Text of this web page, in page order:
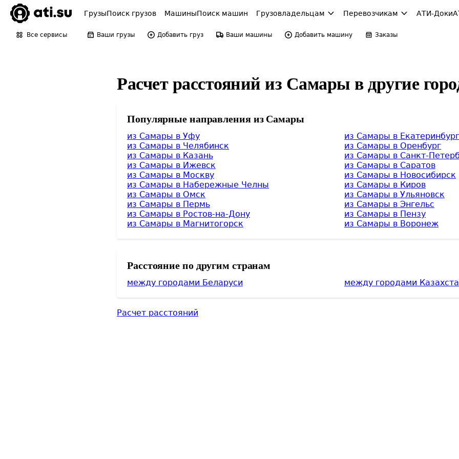
ГрузыПоиск грузов МашиныПоиск машин Грузовладельцам Перевозчикам АТИ-Доки
Все сервисы Ваши грузы Добавить груз Ваши машины Добавить машину Заказы
Расчет расстояний из Самары в другие
Популярные направления из Самары
из Самары в Уфу
из Самары в Екатеринбург
из Самары в Челябинск
из Самары в Оренбург
из Самары в Казань
из Самары в Санкт-
из Самары в Ижевск
из Самары в Саратов
из Самары в Москву
из Самары в Новосибирск
из Самары в Набережные Челны
из Самары в Киров
из Самары в Омск
из Самары в Ульяновск
из Самары в Пермь
из Самары в Энгельс
из Самары в Ростов-на-Дону
из Самары в Пензу
из Самары в Магнитогорск
из Самары в Воронеж
Расстояние по другим странам
между городами Беларуси между городами
Расчет расстояний